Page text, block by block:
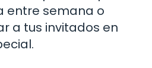
entre semana o
a tus invitados en